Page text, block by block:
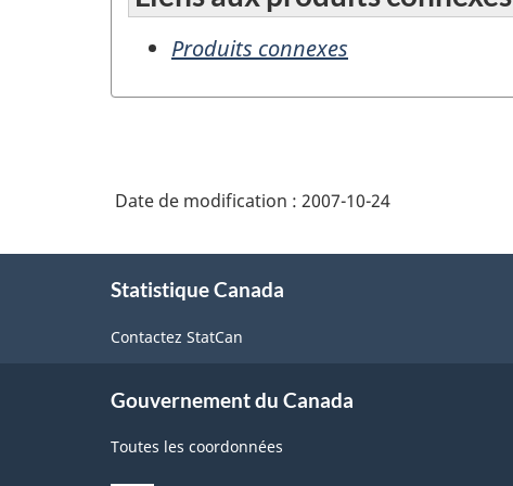
Produits connexes
Date de modification : 2007-10-24
Statistique Canada
Contactez StatCan
Gouvernement du Canada
Toutes les coordonnées